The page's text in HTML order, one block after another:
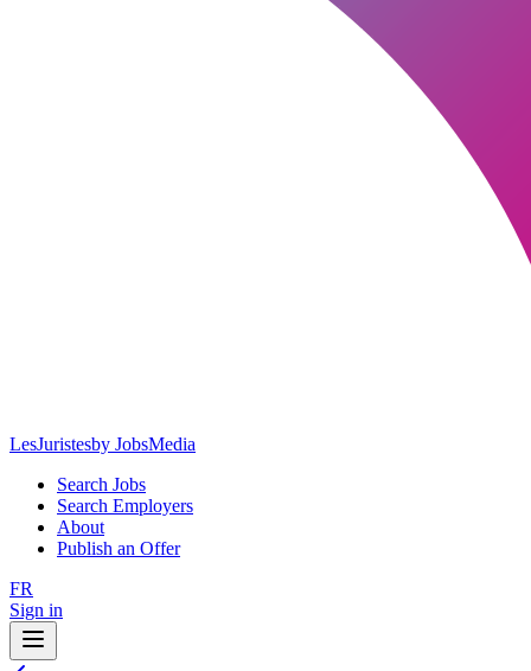
LesJuristesby JobsMedia
Search Jobs
Search Employers
About
Publish an Offer
FR
Sign in